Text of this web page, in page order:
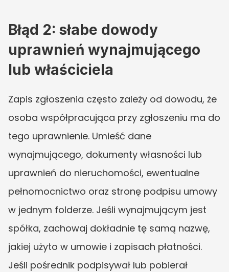
Błąd 2: słabe dowody
uprawnień wynajmującego
lub właściciela
Zapis zgłoszenia często zależy od dowodu, że
osoba współpracująca przy zgłoszeniu ma do
tego uprawnienie. Umieść dane
wynajmującego, dokumenty własności lub
uprawnień do nieruchomości, ewentualne
pełnomocnictwo oraz stronę podpisu umowy
w jednym folderze. Jeśli wynajmującym jest
spółka, zachowaj dokładnie tę samą nazwę,
jakiej użyto w umowie i zapisach płatności.
Jeśli pośrednik podpisywał lub pobierał